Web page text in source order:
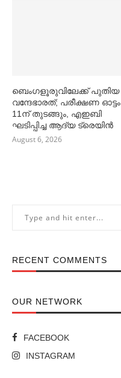
ബെംഗളൂരുവിലേക്ക് പുതിയ
വന്ദേഭാരത്; പരീക്ഷണ ഓട്ടം
11ന് തുടങ്ങും, എഇബി
ഘടിപ്പിച്ച ആദ്യ ട്രെയിന്‍
August 6, 2026
RECENT COMMENTS
OUR NETWORK
FACEBOOK
INSTAGRAM